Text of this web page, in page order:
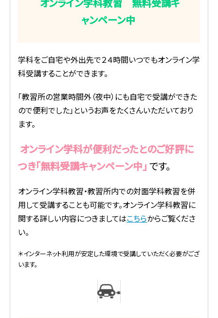
ャンペーン中
学科をご自宅や外出先で２４時間いつでもオンライン学
科受講することができます。
「教習所の営業時間外（夜中）にも自宅で受講ができた
ので便利でした」というお声をたくさんいただいており
ます。
オンライン学科が便利だったとのご好評に
つき「無料受講キャンペーン中」 です。
オンライン学科教習・教習所内での対面学科教習を併
用して受講することも可能です。オンライン学科教習に
関する詳しい内容につきましてはこちらからご覧くださ
い。
＊インターネット利用が安定した環境で受講していただく必要がござ
います。